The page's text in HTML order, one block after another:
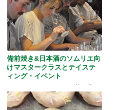
備前焼き&日本酒のソムリエ向
けマスタークラスとテイステ
ィング・イベント